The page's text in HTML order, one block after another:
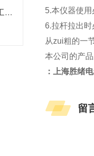
GSY型声光交流高压验电器工作原理
5.本仪器使
6.拉杆拉出
从zui粗的一
本公司的产
：上海胜绪
留